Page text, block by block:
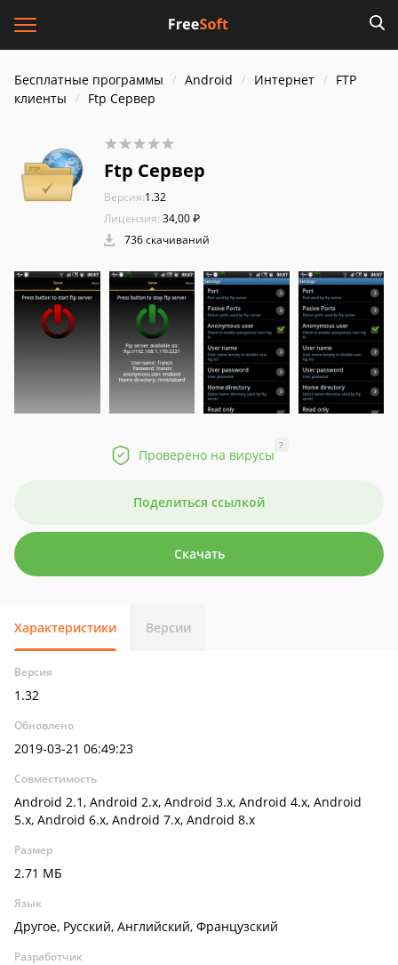
Бесплатные программы Android Интернет
FTP
клиенты
Ftp Сервер
Ftp Сервер
Версия:1.32
Лицензия: 34,00 ₽
736 скачиваний
Проверено на вирусы
?
Поделиться ссылкой
Скачать
Характеристики Версии
Версия
1.32
Обновлено
2019-03-21 06:49:23
Совместимость
Android 2.1, Android 2.x, Android 3.x, Android 4.x, Android
5.x, Android 6.x, Android 7.x, Android 8.x
Размер
2.71 МБ
Язык
Другое, Русский, Английский, Французский
Разработчик